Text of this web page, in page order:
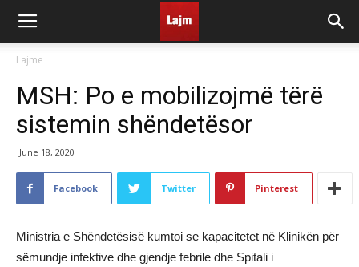
Lajme
MSH: Po e mobilizojmë tërë
sistemin shëndetësor
June 18, 2020
Facebook Twitter Pinterest
Ministria e Shëndetësisë kumtoi se kapacitetet në Klinikën për
sëmundje infektive dhe gjendje febrile dhe Spitali i